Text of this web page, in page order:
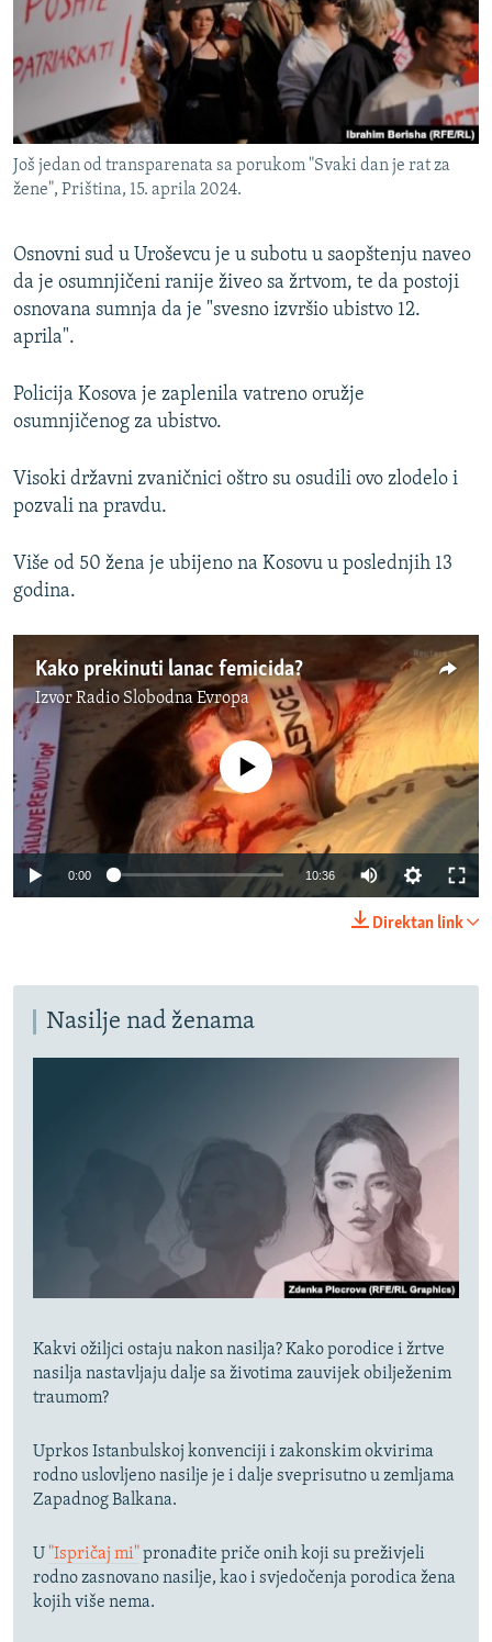
Još jedan od transparenata sa porukom "Svaki dan je rat za
žene", Priština, 15. aprila 2024.
Osnovni sud u Uroševcu je u subotu u saopštenju naveo
da je osumnjičeni ranije živeo sa žrtvom, te da postoji
osnovana sumnja da je "svesno izvršio ubistvo 12.
aprila".
Policija Kosova je zaplenila vatreno oružje
osumnjičenog za ubistvo.
Visoki državni zvaničnici oštro su osudili ovo zlodelo i
pozvali na pravdu.
Više od 50 žena je ubijeno na Kosovu u poslednjih 13
godina.
Kako prekinuti lanac femicida?
IzvorRadio Slobodna Evropa
Auto 240p 360p 480p
No media source currently available
0:00 10:36
480p
1080p
Direktan link
Nasilje nad ženama
Kakvi ožiljci ostaju nakon nasilja? Kako porodice i žrtve
nasilja nastavljaju dalje sa životima zauvijek obilježenim
traumom?
Uprkos Istanbulskoj konvenciji i zakonskim okvirima
rodno uslovljeno nasilje je i dalje sveprisutno u zemljama
Zapadnog Balkana.
U "Ispričaj mi"pronađite priče onih koji su preživjeli
rodno zasnovano nasilje, kao i svjedočenja porodica žena
kojih više nema.